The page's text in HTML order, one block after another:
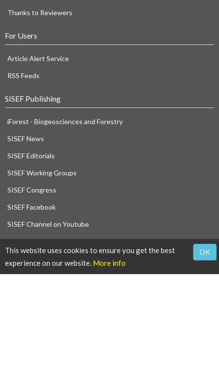
Thanks to Reviewers
For Users
Article Alert Service
RSS Feeds
SISEF Publishing
iForest - Biogeosciences and Forestry
SISEF News
SISEF Editorials
SISEF Working Groups
SISEF Congress
SISEF Facebook
SISEF Channel on Youtube
OK
This website uses cookies to ensure you get the best
experience on our website. More info